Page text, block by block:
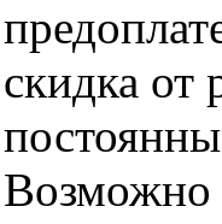
скидка от
Возможно